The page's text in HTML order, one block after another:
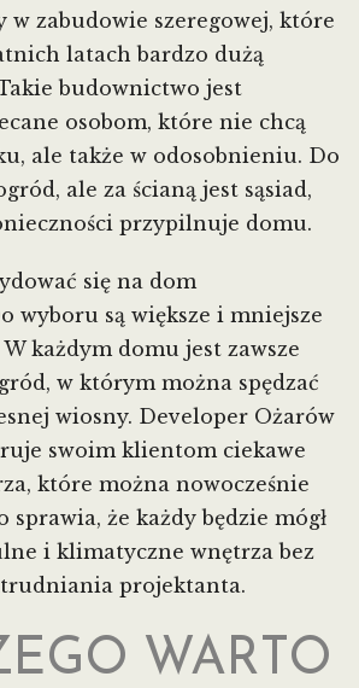
w zabudowie szeregowej, które
latach bardzo dużą
budownictwo jest
osobom, które nie chcą
ale także w odosobnieniu. Do
ale za ścianą jest sąsiad,
przypilnuje domu.
się na dom
wyboru są większe i mniejsze
każdym domu jest zawsze
w którym można spędzać
wiosny. Developer Ożarów
swoim klientom ciekawe
które można nowocześnie
sprawia, że każdy będzie mógł
i klimatyczne wnętrza bez
projektanta.
WARTO